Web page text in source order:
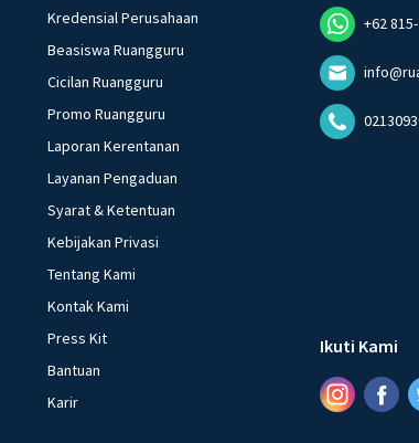
Kredensial Perusahaan
Beasiswa Ruangguru
Cicilan Ruangguru
Promo Ruangguru
Laporan Kerentanan
Layanan Pengaduan
Syarat & Ketentuan
Kebijakan Privasi
Tentang Kami
Kontak Kami
Press Kit
Bantuan
Karir
+62
Ikuti Kami